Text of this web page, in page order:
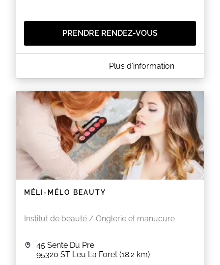
PRENDRE RENDEZ-VOUS
A PROPOS DE LYLY'S NAILS
Bonjour, je m'appelle Cécilia, je réalise les faux
le vernis semi-permanent et le soin des mains.
EN SAVOIR PLUS
Plus d'information
MÉLI-MÉLO BEAUTY
Institut de beauté / Onglerie et manucure
45 Sente Du Pre
95320 ST Leu La Foret (18.2 km)